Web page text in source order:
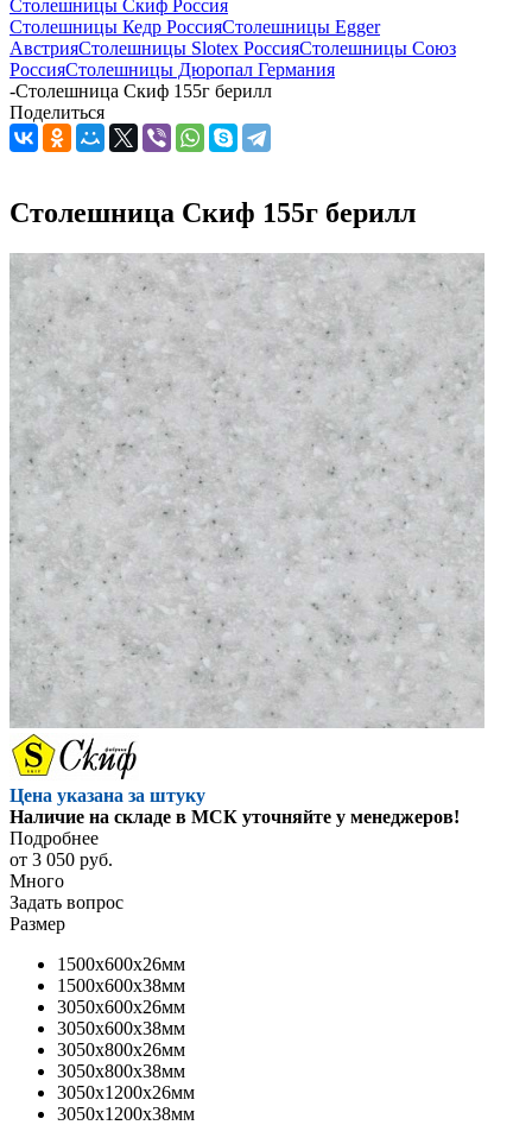
Столешницы Скиф Россия
Столешницы Кедр РоссияСтолешницы Egger
АвстрияСтолешницы Slotex РоссияСтолешницы Союз
РоссияСтолешницы Дюропал Германия
-Столешница Скиф 155г берилл
Поделиться
Столешница Скиф 155г берилл
Цена указана за штуку
Наличие на складе в МСК уточняйте у менеджеров!
Подробнее
от 3 050 руб.
Много
Задать вопрос
Размер
1500x600x26мм
1500x600x38мм
3050x600x26мм
3050x600x38мм
3050x800x26мм
3050x800x38мм
3050x1200x26мм
3050x1200x38мм